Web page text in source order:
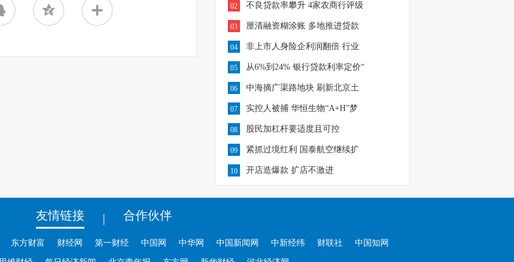
02 不良贷款率攀升 4家农商行评级
03 厘清融资糊涂账 多地推进贷款
04 非上市人身险企利润翻倍 行业
05 从6%到24% 银行贷款利率定价“
06 中海摘广渠路地块 刷新北京土
07 实控人被捕 华恒生物“A+H”梦
08 股民加杠杆要适度且可控
09 紧抓过境红利 国泰航空继续扩
10 开店造爆款 扩店不激进
友情链接 | 合作伙伴
东方财富 财经网 第一财经 中国网 中华网 中国新闻网 中新经纬 财联社 中国知网